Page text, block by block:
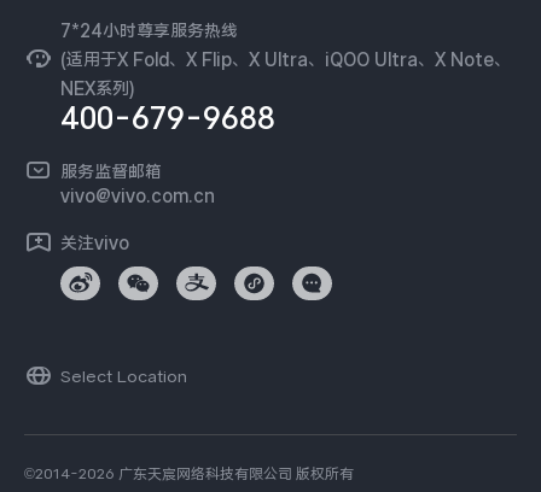
安全公告
服务隐私政策
Log还原LUTs下载
vivo 办公套件
无线电发射设备销售备案
可持续发展
vivo 蔡司影像
开发者社区
7*24小时尊享服务热线
(适用于X Fold、X Flip、X Ultra、iQOO Ultra、X Note、
NEX系列)
400-679-9688
服务监督邮箱
vivo@vivo.com.cn
关注vivo
Select Location
©2014-2026 广东天宸网络科技有限公司 版权所有